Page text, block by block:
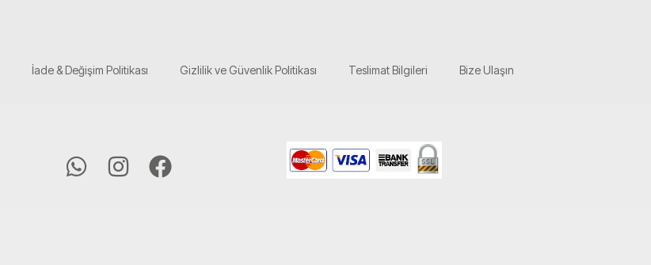
İade & Değişim Politikası Gizlilik ve Güvenlik Politikası Teslimat Bilgileri Bize Ulaşın